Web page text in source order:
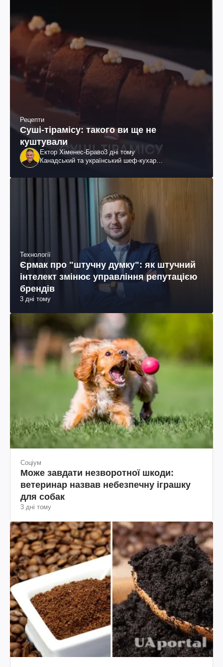
Рецепти
Суші-тірамісу: такого ви ще не
куштували
Ектор Хіменес-Браво3 дні тому
Канадський та український шеф-кухар
Технології
Єрмак про "штучну думку": як штучний
інтелект змінює управління репутацією
брендів
3 дні тому
Соціум
Може завдати незворотної шкоди:
ветеринар назвав небезпечну іграшку
для собак
3 дні тому